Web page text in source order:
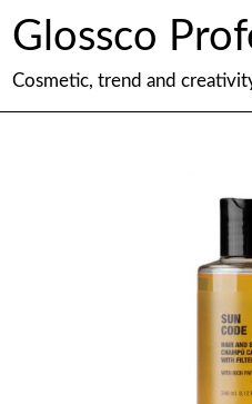
Glossco
Cosmetic, trend and